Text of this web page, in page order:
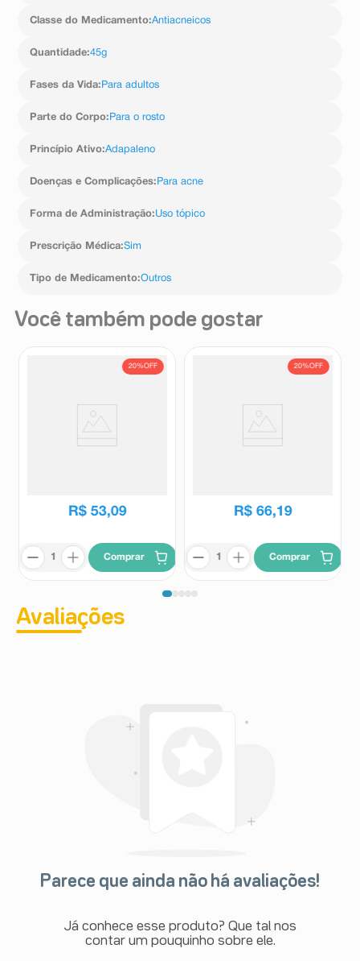
de tolerabilidade locais: eritema (vermelhidão),
aplicação e dor na pele (dor aguda), sendo mais intensa
Se algum dos efeitos secundários se agravarem ou se
mencionados neste folheto, informe o seu médico ou
Informe ao seu médico, cirurgião-dentista ou
pelo uso do medicamento. Informe também à empresa
Classe do Medicamento:Antiacneicos
Quantidade:45g
Fases da Vida: Para adultos
Parte do Corpo: Para o rosto
Princípio Ativo:Adapaleno
Doenças e Complicações: Para acne
Forma de Administração:Uso tópico
Prescrição Médica:Sim
Tipo de Medicamento:Outros
Você também pode gostar
20%OFF
R$ 53,09
Comprar
20%OFF
R$ 66,19
Comprar
Avaliações
Parece que ainda não há avaliações!
Já conhece esse produto? Que tal nos
contar um pouquinho sobre ele.